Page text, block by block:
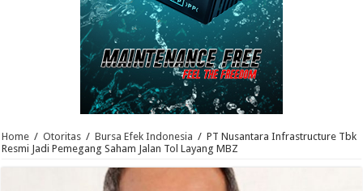
Home / Otoritas / Bursa Efek Indonesia / PT Nusantara Infrastructure Tbk
Resmi Jadi Pemegang Saham Jalan Tol Layang MBZ